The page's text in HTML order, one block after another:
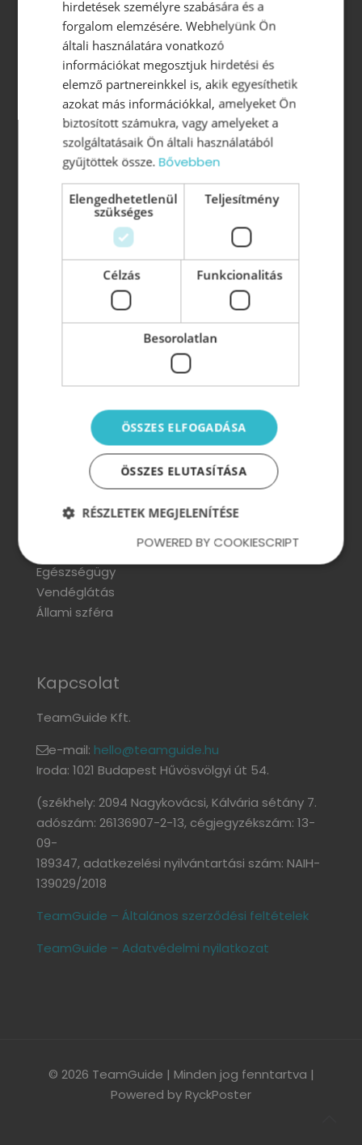
Wellbeing szolgáltatások
Vezetőképzés
Vezetői Akadémia
Vezetői tréning
Vezetői konzultáció
Vezetői könyvek:
Z-HATÁS: A vezetés új korszaka
Beosztottból szövetséges
A motivált munkatárs létezik
Vezetőképzés, szervezetfejlesztés, motiválás
Szektorok
Ipar és gyártás
Kereskedelem
Pénzügy
Egészségügy
Vendéglátás
Állami szféra
Kapcsolat
TeamGuide Kft.
e-mail: hello@teamguide.hu
Iroda: 1021 Budapest Hűvösvölgyi út 54.
(székhely: 2094 Nagykovácsi, Kálvária sétány 7.
adószám: 26136907-2-13, cégjegyzékszám: 13-
09-
189347, adatkezelési nyilvántartási szám: NAIH-
139029/2018
TeamGuide – Általános szerződési feltételek
TeamGuide – Adatvédelmi nyilatkozat
© 2026 TeamGuide | Minden jog fenntartva |
Powered by RyckPoster
hirdetések személyre szabására és a
forgalom elemzésére. Webhelyünk Ön
általi használatára vonatkozó
információkat megosztjuk hirdetési és
elemző partnereinkkel is, akik egyesíthetik
azokat más információkkal, amelyeket Ön
biztosított számukra, vagy amelyeket a
szolgáltatásaik Ön általi használatából
gyűjtöttek össze.Bővebben
Elengedhetetlenül
szükséges
Teljesítmény
Célzás Funkcionalitás
Besorolatlan
ÖSSZES ELFOGADÁSA
ÖSSZES ELUTASÍTÁSA
RÉSZLETEK MEGJELENÍTÉSE
POWERED BY COOKIESCRIPT